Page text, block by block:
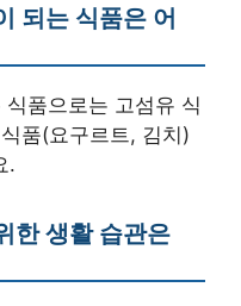
되는 식품은 어
품으로는 고섬유 식
품(요구르트, 김치)
.
한 생활 습관은